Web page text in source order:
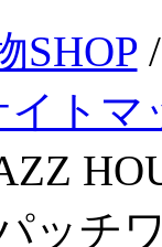
SHOP
イトマ
ッチ